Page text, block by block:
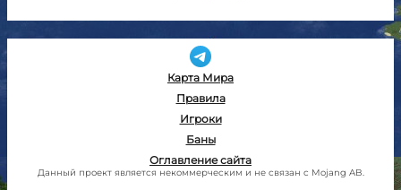
Данный проект является некоммерческим и не связан с Mojang AB.
Карта Мира
Правила
Игроки
Баны
Оглавление сайта